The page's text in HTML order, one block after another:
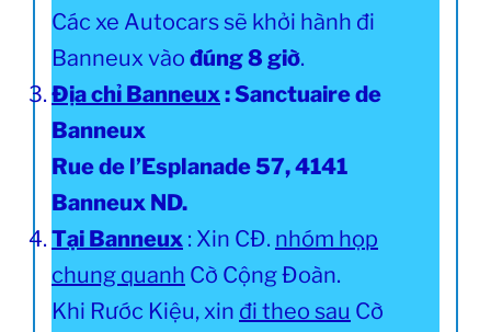
Các xe Autocars sẽ khởi hành đi
Banneux vào đúng 8 giờ.
Địa chỉ Banneux : Sanctuaire de
Banneux
Rue de l’Esplanade 57, 4141
Banneux ND.
Tại Banneux : Xin CĐ. nhóm họp
chung quanh Cờ Cộng Đoàn.
Khi Rước Kiệu, xin đi theo sau Cờ